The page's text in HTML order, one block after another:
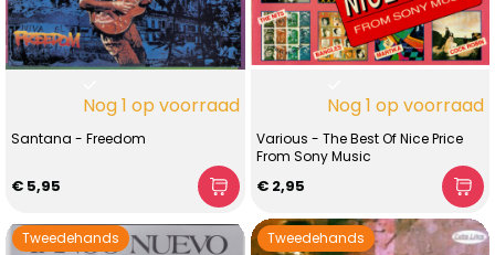
Nog 1 op voorraad
Santana - Freedom
€ 5,95
Nog 1 op voorraad
Various - The Best Of Nice Price
From Sony Music
€ 2,95
Tweedehands Tweedehands